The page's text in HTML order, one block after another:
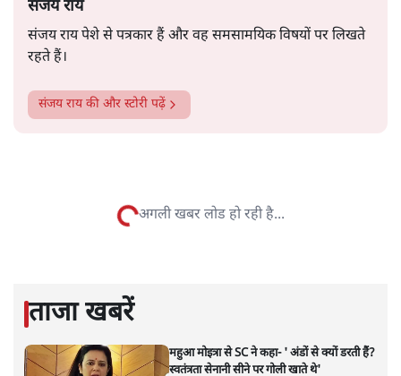
वाद या हिन्दू : मुस्लिम बंटवारे की बात खुले आम करते हैं।
सत्य हिन्दी ऐपडाउनलोडकरें
संजय राय की और स्टोरी पढ़ें